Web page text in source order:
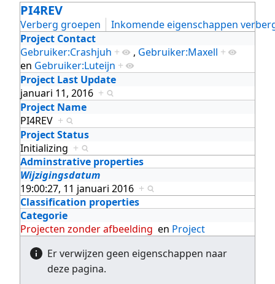
PI4REV
Verberg groepen
Inkomende eigenschappen
Project Contact
Gebruiker:Crashjuh + , Gebruiker:Maxell +
en Gebruiker:Luteijn +
Project Last Update
januari 11, 2016 +
Project Name
PI4REV +
Project Status
Initializing +
Adminstrative properties
Wijzigingsdatum
19:00:27, 11 januari 2016 +
Classification properties
Categorie
Projecten zonder afbeelding en Project
Er verwijzen geen eigenschappen naar
deze pagina.